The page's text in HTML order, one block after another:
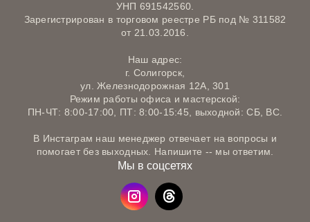
УНП 691542560.
Зарегистрирован в торговом реестре РБ под № 311582
от 21.03.2016.
Наш адрес:
г. Солигорск,
ул. Железнодорожная 12А, 301
Режим работы офиса и мастерской:
ПН-ЧТ: 8:00-17:00, ПТ: 8:00-15:45, выходной: СБ, ВС.
В Инстаграм наш менеджер отвечает на вопросы и
помогает без выходных. Напишите -- мы ответим.
Мы в соцсетях